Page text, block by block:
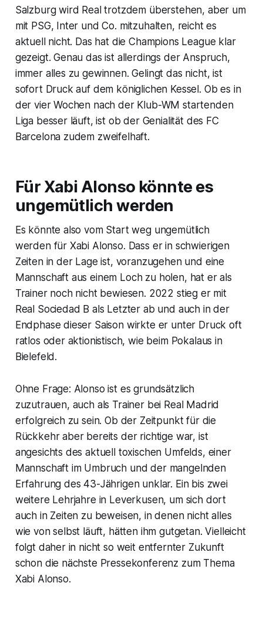
Salzburg wird Real trotzdem überstehen, aber um
mit PSG, Inter und Co. mitzuhalten, reicht es
aktuell nicht. Das hat die Champions League klar
gezeigt. Genau das ist allerdings der Anspruch,
immer alles zu gewinnen. Gelingt das nicht, ist
sofort Druck auf dem königlichen Kessel. Ob es in
der vier Wochen nach der Klub-WM startenden
Liga besser läuft, ist ob der Genialität des FC
Barcelona zudem zweifelhaft.
Für Xabi Alonso könnte es
ungemütlich werden
Es könnte also vom Start weg ungemütlich
werden für Xabi Alonso. Dass er in schwierigen
Zeiten in der Lage ist, voranzugehen und eine
Mannschaft aus einem Loch zu holen, hat er als
Trainer noch nicht bewiesen. 2022 stieg er mit
Real Sociedad B als Letzter ab und auch in der
Endphase dieser Saison wirkte er unter Druck oft
ratlos oder aktionistisch, wie beim Pokalaus in
Bielefeld.
Ohne Frage: Alonso ist es grundsätzlich
zuzutrauen, auch als Trainer bei Real Madrid
erfolgreich zu sein. Ob der Zeitpunkt für die
Rückkehr aber bereits der richtige war, ist
angesichts des aktuell toxischen Umfelds, einer
Mannschaft im Umbruch und der mangelnden
Erfahrung des 43-Jährigen unklar. Ein bis zwei
weitere Lehrjahre in Leverkusen, um sich dort
auch in Zeiten zu beweisen, in denen nicht alles
wie von selbst läuft, hätten ihm gutgetan. Vielleicht
folgt daher in nicht so weit entfernter Zukunft
schon die nächste Pressekonferenz zum Thema
Xabi Alonso.